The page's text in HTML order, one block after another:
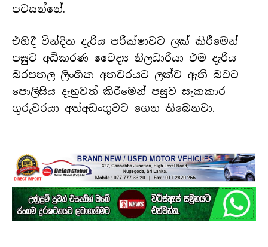
පවසන්නේ.
එහිදී වින්දිත දැරිය පරීක්ෂාවට ලක් කිරීමෙන්
පසුව අධිකරණ වෛද්‍ය නිලධාරියා එම දැරිය
බරපතල ලිංගික අතවරයට ලක්ව ඇති බවට
පොලිසිය දැනුවත් කිරීමෙන් පසුව සැකකාර
ගුරුවරයා අත්අඩංගුවට ගෙන තිබෙනවා.